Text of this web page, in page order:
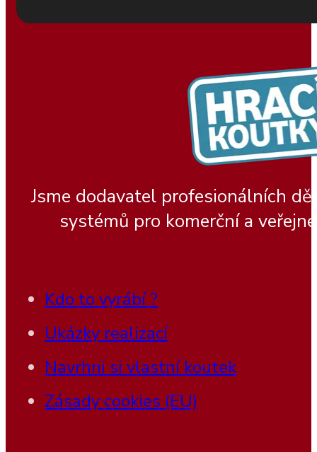
Jsme dodavatel profesionálních
systémů pro komerční a
Kdo to vyrábí ?
Ukázky realizací
Navrhni si vlastní koutek
Zásady cookies (EU)